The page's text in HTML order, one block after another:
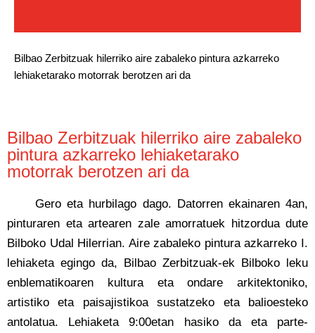
Bilbao Zerbitzuak hilerriko aire zabaleko pintura azkarreko
lehiaketarako motorrak berotzen ari da
Bilbao Zerbitzuak hilerriko aire zabaleko
pintura azkarreko lehiaketarako
motorrak berotzen ari da
Gero eta hurbilago dago. Datorren ekainaren 4an,
pinturaren eta artearen zale amorratuek hitzordua dute
Bilboko Udal Hilerrian. Aire zabaleko pintura azkarreko I.
lehiaketa egingo da, Bilbao Zerbitzuak-ek Bilboko leku
enblematikoaren kultura eta ondare arkitektoniko,
artistiko eta paisajistikoa sustatzeko eta balioesteko
antolatua. Lehiaketa 9:00etan hasiko da eta parte-